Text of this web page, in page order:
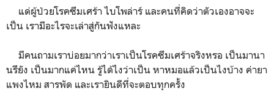
แด่ผู้ป่วยโรคซึมเศร้า ไบโพล่าร์ และคนที่คิดว่าตัวเองอาจจะ
เป็น เรามีอะไรจะเล่าสู่กันฟังแหละ
มีคนถามเราบ่อยมากว่าเราเป็นโรคซึมเศร้าจริงหรอ เป็นมานา
นรึยัง เป็นมากแค่ไหน รู้ได้ไงว่าเป็น หาหมอแล้วเป็นไงบ้าง ค่ายา
แพงไหม สารพัด และเรายินดีที่จะตอบทุกครั้ง